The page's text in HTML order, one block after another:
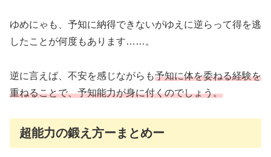
ゆめにゃも、予知に納得できないがゆえに逆らって得を逃
したことが何度もあります……。
逆に言えば、不安を感じながらも予知に体を委ねる経験を
重ねることで、予知能力が身に付くのでしょう。
超能力の鍛え方ーまとめー